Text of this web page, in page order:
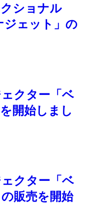
ショナル
ジェット」の
クター「ベ
開始しまし
クター「ベ
販売を開始